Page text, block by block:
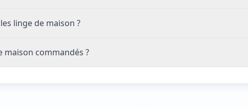
linge de maison ?
commandés ?